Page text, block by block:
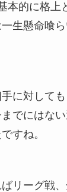
本的に格上
生懸命喰
に対して
でにはな
すね。
リーグ戦